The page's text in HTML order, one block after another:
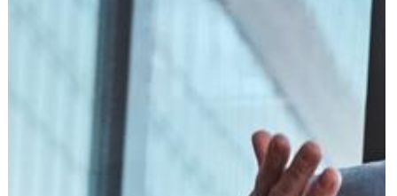
פלילי
משפט מסחרי
משפט אזרחי
רשלנות רפואית